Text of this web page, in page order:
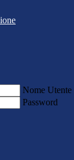
Nome Utente
Password